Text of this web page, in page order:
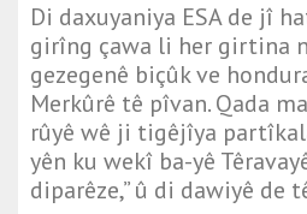
Di daxuyaniya ESA de jî
girîng çawa li her girtina
gezegenê biçûk ve
Merkûrê tê pîvan. Qada
rûyê wê ji tigêjîya
yên ku wekî ba-yê
diparêze,” û di dawiyê de